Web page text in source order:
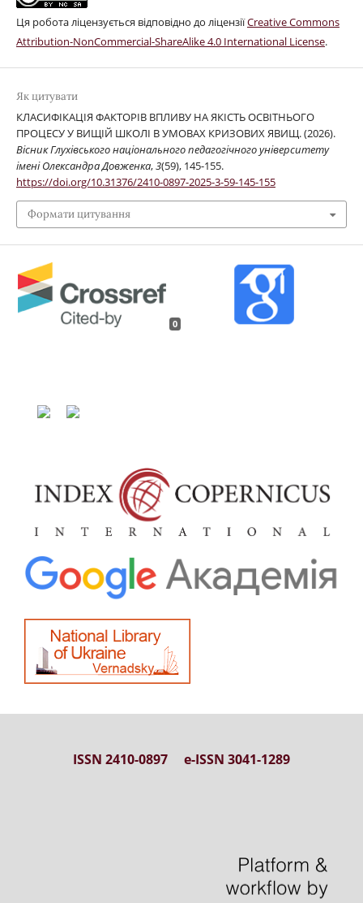
Ця робота ліцензується відповідно до ліцензіїCreative Commons
Attribution-NonCommercial-ShareAlike 4.0 International License.
Як цитувати
КЛАСИФІКАЦІЯ ФАКТОРІВ ВПЛИВУ НА ЯКІСТЬ ОСВІТНЬОГО
ПРОЦЕСУ У ВИЩІЙ ШКОЛІ В УМОВАХ КРИЗОВИХ ЯВИЩ. (2026).
Вісник Глухівського національного педагогічного університету
імені Олександра Довженка,3(59), 145-155.
https://doi.org/10.31376/2410-0897-2025-3-59-145-155
Формати цитування
0
ISSN 2410-0897 e-ISSN 3041-1289